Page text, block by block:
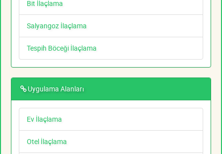
Bit İlaçlama
Salyangoz İlaçlama
Tespih Böceği İlaçlama
Uygulama Alanları
Ev İlaçlama
Otel İlaçlama